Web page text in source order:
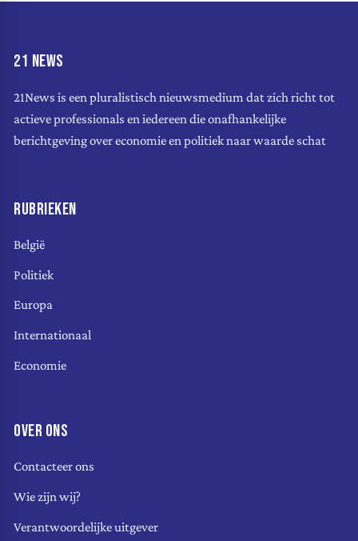
21 NEWS
21News is een pluralistisch nieuwsmedium dat zich richt tot
actieve professionals en iedereen die onafhankelijke
berichtgeving over economie en politiek naar waarde schat
RUBRIEKEN
België
Politiek
Europa
Internationaal
Economie
OVER ONS
Contacteer ons
Wie zijn wij?
Verantwoordelijke uitgever